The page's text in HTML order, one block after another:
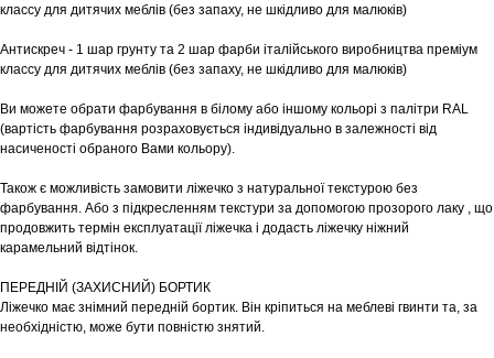
классу для дитячих меблів (без запаху, не шкідливо для малюків)
Антискреч - 1 шар грунту та 2 шар фарби італійського виробництва преміум
классу для дитячих меблів (без запаху, не шкідливо для малюків)
Ви можете обрати фарбування в білому або іншому кольорі з палітри RAL
(вартість фарбування розраховується індивідуально в залежності від
насиченості обраного Вами кольору).
Також є можливість замовити ліжечко з натуральної текстурою без
фарбування. Або з підкресленням текстури за допомогою прозорого лаку , що
продовжить термін експлуатації ліжечка і додасть ліжечку ніжний
карамельний відтінок.
ПЕРЕДНІЙ (ЗАХИСНИЙ) БОРТИК
Ліжечко має знімний передній бортик. Він кріпиться на меблеві гвинти та, за
необхідністю, може бути повністю знятий.